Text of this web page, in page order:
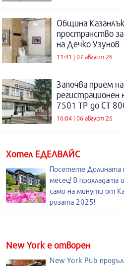
Община
пространство
на Дечко Узунов
11:41 | 07 август 26
Започва прием
регистрационен
7501 ТР до СТ
16:04 | 06 август 26
Хотел ЕДЕЛВАЙС
Посетете Долината
месец! В прохладата
само на минути от
розата 2025!
New York е отворен
New York Pub